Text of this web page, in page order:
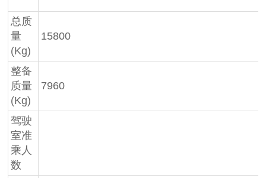
总质
量
(Kg)
15800
整备
质量
(Kg)
7960
驾驶
室准
乘人
数